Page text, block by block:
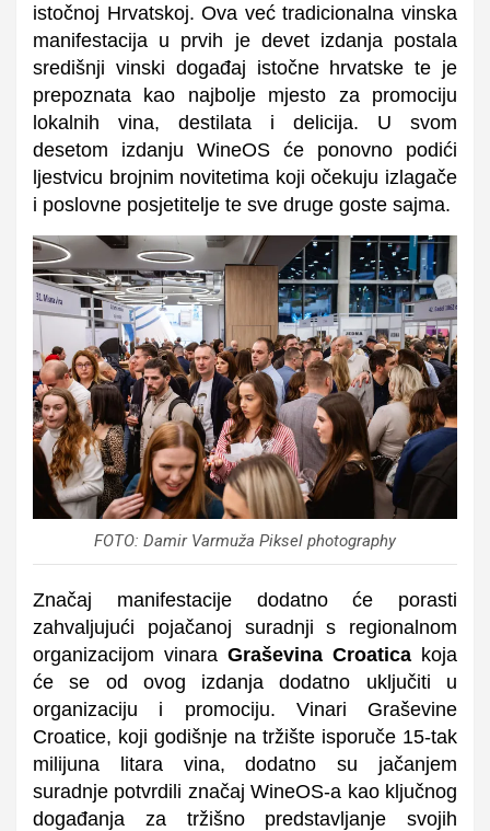
istočnoj Hrvatskoj. Ova već tradicionalna vinska
manifestacija u prvih je devet izdanja postala
središnji vinski događaj istočne hrvatske te je
prepoznata kao najbolje mjesto za promociju
lokalnih vina, destilata i delicija. U svom
desetom izdanju WineOS će ponovno podići
ljestvicu brojnim novitetima koji očekuju izlagače
i poslovne posjetitelje te sve druge goste sajma.
FOTO: Damir Varmuža Piksel photography
Značaj manifestacije dodatno će porasti
zahvaljujući pojačanoj suradnji s regionalnom
organizacijom vinara Graševina Croatica koja
će se od ovog izdanja dodatno uključiti u
organizaciju i promociju. Vinari Graševine
Croatice, koji godišnje na tržište isporuče 15-tak
milijuna litara vina, dodatno su jačanjem
suradnje potvrdili značaj WineOS-a kao ključnog
događanja za tržišno predstavljanje svojih